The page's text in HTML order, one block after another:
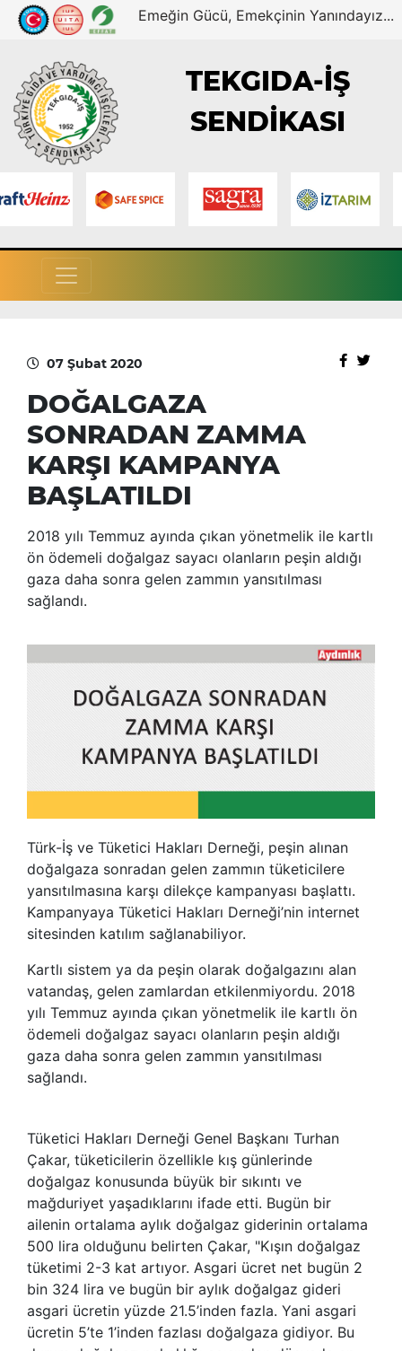
Emeğin Gücü, Emekçinin Yanındayız...
TEKGIDA-İŞ
SENDİKASI
07 Şubat 2020
DOĞALGAZA
SONRADAN ZAMMA
KARŞI KAMPANYA
BAŞLATILDI
2018 yılı Temmuz ayında çıkan yönetmelik ile kartlı
ön ödemeli doğalgaz sayacı olanların peşin aldığı
gaza daha sonra gelen zammın yansıtılması
sağlandı.
Türk-İş ve Tüketici Hakları Derneği, peşin alınan
doğalgaza sonradan gelen zammın tüketicilere
yansıtılmasına karşı dilekçe kampanyası başlattı.
Kampanyaya Tüketici Hakları Derneği’nin internet
sitesinden katılım sağlanabiliyor.
Kartlı sistem ya da peşin olarak doğalgazını alan
vatandaş, gelen zamlardan etkilenmiyordu. 2018
yılı Temmuz ayında çıkan yönetmelik ile kartlı ön
ödemeli doğalgaz sayacı olanların peşin aldığı
gaza daha sonra gelen zammın yansıtılması
sağlandı.
Tüketici Hakları Derneği Genel Başkanı Turhan
Çakar, tüketicilerin özellikle kış günlerinde
doğalgaz konusunda büyük bir sıkıntı ve
mağduriyet yaşadıklarını ifade etti. Bugün bir
ailenin ortalama aylık doğalgaz giderinin ortalama
500 lira olduğunu belirten Çakar, "Kışın doğalgaz
tüketimi 2-3 kat artıyor. Asgari ücret net bugün 2
bin 324 lira ve bugün bir aylık doğalgaz gideri
asgari ücretin yüzde 21.5’inden fazla. Yani asgari
ücretin 5’te 1’inden fazlası doğalgaza gidiyor. Bu